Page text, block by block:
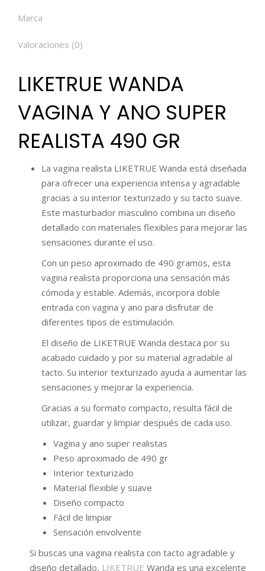
Marca
Valoraciones (0)
LIKETRUE WANDA
VAGINA Y ANO SUPER
REALISTA 490 GR
La vagina realista LIKETRUE Wanda está diseñada
para ofrecer una experiencia intensa y agradable
gracias a su interior texturizado y su tacto suave.
Este masturbador masculino combina un diseño
detallado con materiales flexibles para mejorar las
sensaciones durante el uso.
Con un peso aproximado de 490 gramos, esta
vagina realista proporciona una sensación más
cómoda y estable. Además, incorpora doble
entrada con vagina y ano para disfrutar de
diferentes tipos de estimulación.
El diseño de LIKETRUE Wanda destaca por su
acabado cuidado y por su material agradable al
tacto. Su interior texturizado ayuda a aumentar las
sensaciones y mejorar la experiencia.
Gracias a su formato compacto, resulta fácil de
utilizar, guardar y limpiar después de cada uso.
Vagina y ano super realistas
Peso aproximado de 490 gr
Interior texturizado
Material flexible y suave
Diseño compacto
Fácil de limpiar
Sensación envolvente
Si buscas una vagina realista con tacto agradable y
diseño detallado, LIKETRUE Wanda es una excelente